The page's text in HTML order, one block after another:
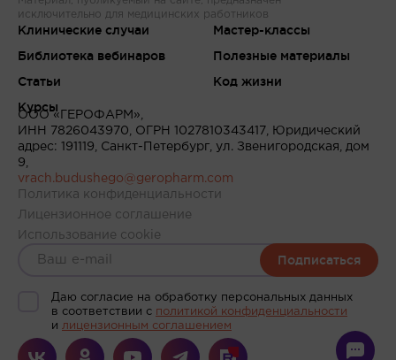
исключительно для медицинских работников
Клинические случаи
Библиотека вебинаров
Статьи
Курсы
Мастер-классы
Полезные материалы
Код жизни
ООО «ГЕРОФАРМ»,
ИНН 7826043970, ОГРН 1027810343417, Юридический
адрес: 191119, Санкт-Петербург, ул. Звенигородская, дом
9,
vrach.budushego@geropharm.com
Политика конфиденциальности
Лицензионное соглашение
Использование cookie
Подписаться
Даю согласие на обработку персональных данных
в соответствии c политикой конфиденциальности
и лицензионным соглашением